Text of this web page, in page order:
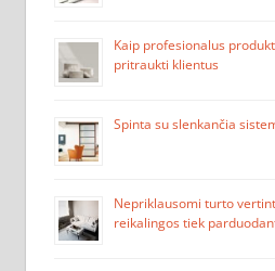
Kaip profesionalus
pritraukti klientus
Spinta su slenkančia
Nepriklausomi turto
reikalingos tiek